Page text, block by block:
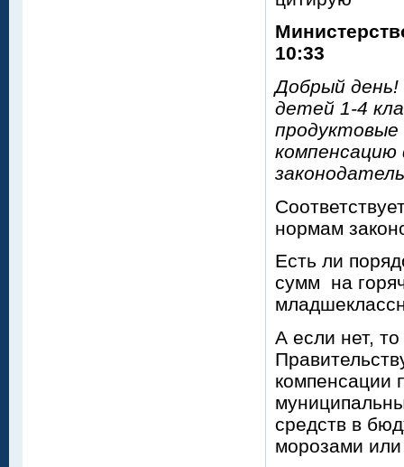
10:33
Добрый день!
детей 1-4
продуктовые
нормам
Есть ли
сумм на
А если нет,
компенсации
средств в
морозами